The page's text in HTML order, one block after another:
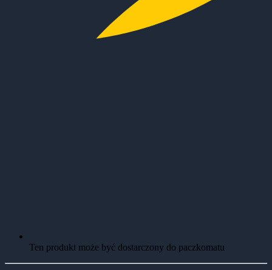
Ten produkt może być dostarczony do paczkomatu